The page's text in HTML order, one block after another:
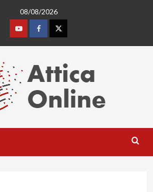
08/08/2026
YoutubeFacebookTwitter